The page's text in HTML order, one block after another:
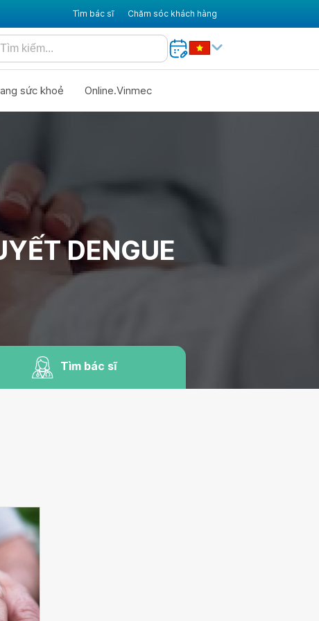
Tìm bác sĩ Chăm sóc khách hàng
sức khoẻ Online.Vinmec
DENGUE
Tìm bác sĩ